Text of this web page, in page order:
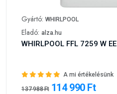
Gyártó: WHIRLPOOL
Eladó: alza.hu
WHIRLPOOL FFL 7259 W EE
A mi értékelésünk
137 988 Ft 114 990 Ft